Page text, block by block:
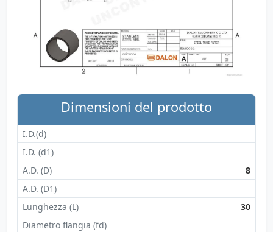
Dimensioni del prodotto
I.D.(d)
I.D. (d1)
A.D. (D)
8
A.D. (D1)
Lunghezza (L)
30
Diametro flangia (fd)